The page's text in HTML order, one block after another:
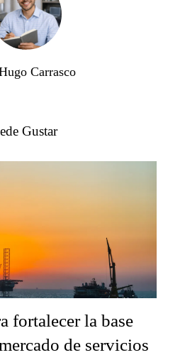
Carrasco
Gustar
fortalecer la base
de servicios